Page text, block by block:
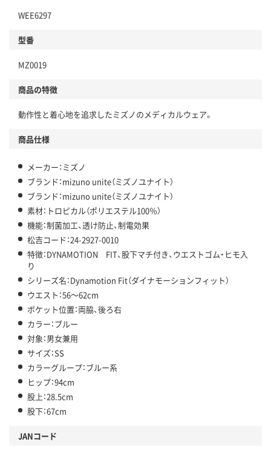
WEE6297
型番
MZ0019
商品の特徴
動作性と着心地を追求したミズノのメディカルウェア。
商品仕様
メーカー：ミズノ
ブランド：mizuno unite（ミズノユナイト）
ブランド：mizuno unite（ミズノユナイト）
素材：トロピカル（ポリエステル100％）
機能：制菌加工、透け防止、制電効果
松吉コード：24-2927-0010
特徴：DYNAMOTION FIT、股下マチ付き、ウエストゴム・ヒモ入
り
シリーズ名：Dynamotion Fit（ダイナモーションフィット）
ウエスト：56～62cm
ポケット位置：両脇、後ろ右
カラー：ブルー
対象：男女兼用
サイズ：SS
カラーグループ：ブルー系
ヒップ：94cm
股上：28.5cm
股下：67cm
JANコード